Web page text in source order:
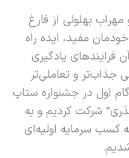
بهلولی از فارغ
مفید، ایده راه
فرایندهای یادگیری
جذاب‌تر و تعاملی‌تر
اول در جشنواره ستاپ
شرکت کردیم و به
کسب سرمایه اولیه‌ای